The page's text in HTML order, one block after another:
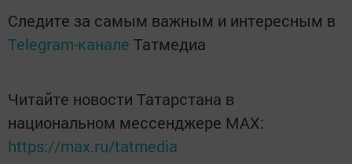
Следите за самым важным и интересным в
Telegram-канале Татмедиа
Читайте новости Татарстана в
национальном мессенджере MАХ:
https://max.ru/tatmedia